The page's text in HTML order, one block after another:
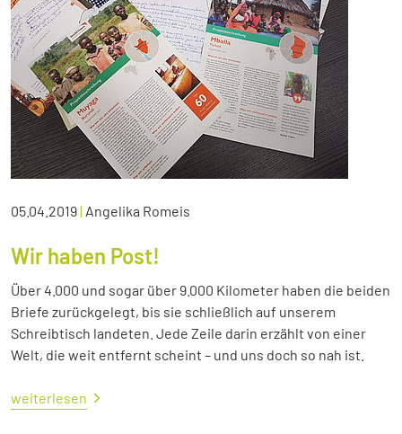
05.04.2019| Angelika Romeis
Wir haben Post!
Über 4.000 und sogar über 9.000 Kilometer haben die beiden
Briefe zurückgelegt, bis sie schließlich auf unserem
Schreibtisch landeten. Jede Zeile darin erzählt von einer
Welt, die weit entfernt scheint – und uns doch so nah ist.
weiterlesen